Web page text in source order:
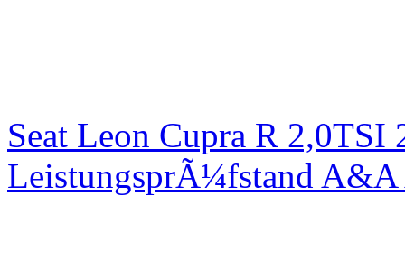
Seat Leon Cupra R
LeistungsprÃ¼fstand